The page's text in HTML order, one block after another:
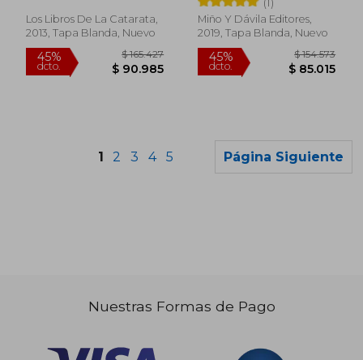
dcto. $ 134.209 dcto.
Humanos
Los Libros De La Catarata,
2013, Tapa Blanda, Nuevo
Miño Y Dávila Editores,
2019, Tapa Blanda, Nuevo
1 2 3 4 5 Página Siguiente
Nuestras Formas de Pago